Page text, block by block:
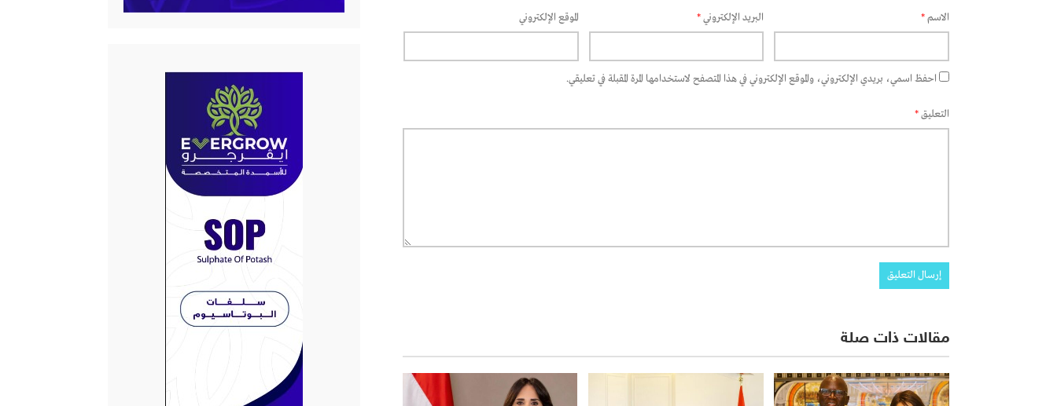
الاسم* البريد الإلكتروني* الموقع الإلكتروني
احفظ اسمي، بريدي الإلكتروني، والموقع الإلكتروني في هذا المتصفح لاستخدامها المرة المقبلة في تعليقي.
التعليق*
مقالات ذات صلة